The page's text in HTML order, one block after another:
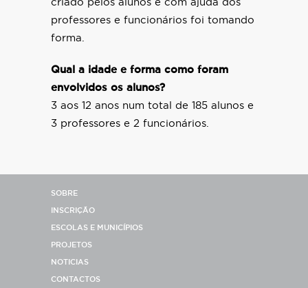
criado pelos alunos e com ajuda dos
professores e funcionários foi tomando
forma.
Qual a idade e forma como foram
envolvidos os alunos?
3 aos 12 anos num total de 185 alunos e
3 professores e 2 funcionários.
SOBRE
INSCRIÇÃO
ESCOLAS E MUNICÍPIOS
PROJETOS
NOTICIAS
CONTACTOS